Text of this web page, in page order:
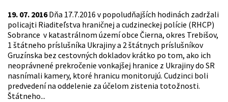
19. 07. 2016Dňa 17.7.2016 v popoludňajších hodinách zadržali
policajti Riaditeľstva hraničnej a cudzineckej polície (RHCP)
Sobrance v katastrálnom území obce Čierna, okres Trebišov,
1 štátneho príslušníka Ukrajiny a 2 štátnych príslušníkov
Gruzínska bez cestovných dokladov krátko po tom, ako ich
neoprávnené prekročenie vonkajšej hranice z Ukrajiny do SR
nasnímali kamery, ktoré hranicu monitorujú. Cudzinci boli
predvedení na oddelenie za účelom zistenia totožnosti.
Štátneho...